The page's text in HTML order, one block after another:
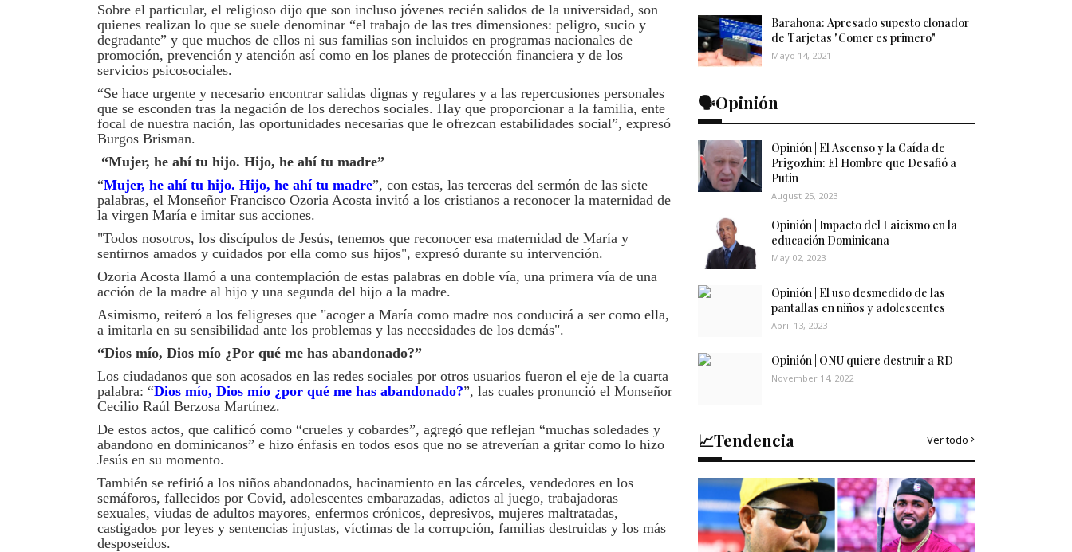
Sobre el particular, el religioso dijo que son incluso jóvenes recién salidos de la universidad, son
quienes realizan lo que se suele denominar “el trabajo de las tres dimensiones: peligro, sucio y
degradante” y que muchos de ellos ni sus familias son incluidos en programas nacionales de
promoción, prevención y atención así como en los planes de protección financiera y de los
servicios psicosociales.
“Se hace urgente y necesario encontrar salidas dignas y regulares y a las repercusiones personales
que se esconden tras la negación de los derechos sociales. Hay que proporcionar a la familia, ente
focal de nuestra nación, las oportunidades necesarias que le ofrezcan estabilidades social”, expresó
Burgos Brisman.
“Mujer, he ahí tu hijo. Hijo, he ahí tu madre”
“Mujer, he ahí tu hijo. Hijo, he ahí tu madre”, con estas, las terceras del sermón de las siete
palabras, el Monseñor Francisco Ozoria Acosta invitó a los cristianos a reconocer la maternidad de
la virgen María e imitar sus acciones.
"Todos nosotros, los discípulos de Jesús, tenemos que reconocer esa maternidad de María y
sentirnos amados y cuidados por ella como sus hijos", expresó durante su intervención.
Ozoria Acosta llamó a una contemplación de estas palabras en doble vía, una primera vía de una
acción de la madre al hijo y una segunda del hijo a la madre.
Asimismo, reiteró a los feligreses que "acoger a María como madre nos conducirá a ser como ella,
a imitarla en su sensibilidad ante los problemas y las necesidades de los demás".
“Dios mío, Dios mío ¿Por qué me has abandonado?”
Los ciudadanos que son acosados en las redes sociales por otros usuarios fueron el eje de la cuarta
palabra: “Dios mío, Dios mío ¿por qué me has abandonado?”, las cuales pronunció el Monseñor
Cecilio Raúl Berzosa Martínez.
De estos actos, que calificó como “crueles y cobardes”, agregó que reflejan “muchas soledades y
abandono en dominicanos” e hizo énfasis en todos esos que no se atreverían a gritar como lo hizo
Jesús en su momento.
También se refirió a los niños abandonados, hacinamiento en las cárceles, vendedores en los
semáforos, fallecidos por Covid, adolescentes embarazadas, adictos al juego, trabajadoras
sexuales, viudas de adultos mayores, enfermos crónicos, depresivos, mujeres maltratadas,
castigados por leyes y sentencias injustas, víctimas de la corrupción, familias destruidas y los más
desposeídos.
Barahona: Apresado supesto clonador
de Tarjetas "Comer es primero"
Mayo 14, 2021
🗣️Opinión
Opinión | El Ascenso y la Caída de
Prigozhin: El Hombre que Desafió a
Putin
August 25, 2023
Opinión | Impacto del Laicismo en la
educación Dominicana
May 02, 2023
Opinión | El uso desmedido de las
pantallas en niños y adolescentes
April 13, 2023
Opinión | ONU quiere destruir a RD
November 14, 2022
📈Tendencia Ver todo